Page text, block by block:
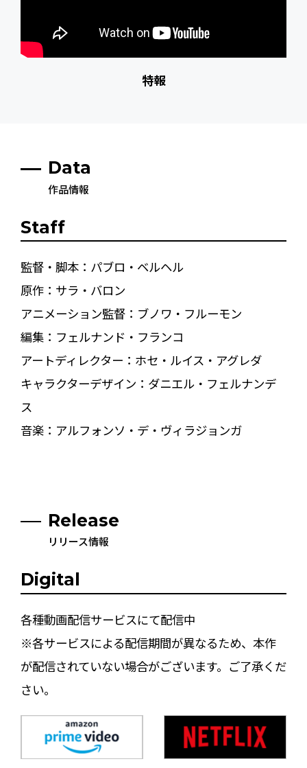
特報
Data
作品情報
Staff
監督・脚本：パブロ・ベルヘル
原作：サラ・バロン
アニメーション監督：ブノワ・フルーモン
編集：フェルナンド・フランコ
アートディレクター：ホセ・ルイス・アグレダ
キャラクターデザイン：ダニエル・フェルナンデ
ス
音楽：アルフォンソ・デ・ヴィラジョンガ
Release
リリース情報
Digital
各種動画配信サービスにて配信中
※各サービスによる配信期間が異なるため、本作
が配信されていない場合がございます。ご了承くだ
さい。